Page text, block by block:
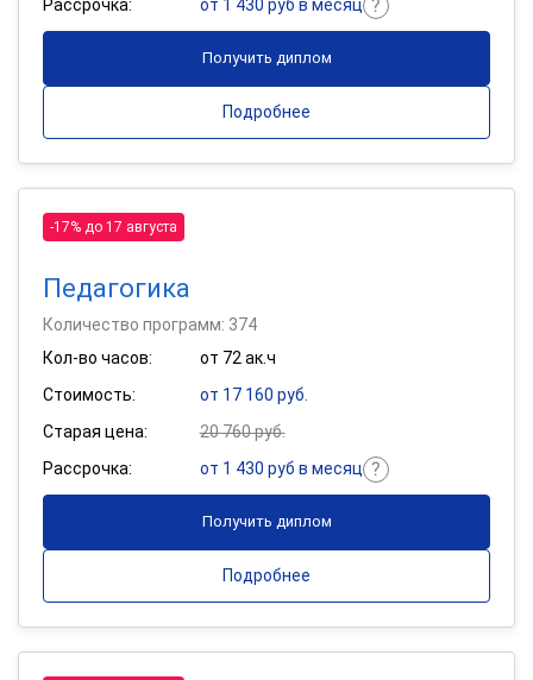
Рассрочка:
от 1 430 руб в месяц
Получить диплом
Подробнее
-17% до 17 августа
Педагогика
Количество программ: 374
Кол-во часов:
от 72 ак.ч
Стоимость:
от 17 160 руб.
Старая цена:
20 760 руб.
Рассрочка:
от 1 430 руб в месяц
Получить диплом
Подробнее